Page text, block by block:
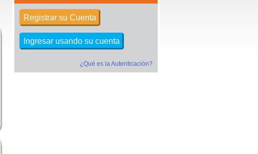
Registrar su Cuenta
Ingresar usando su cuenta
¿Qué es la Autenticación?